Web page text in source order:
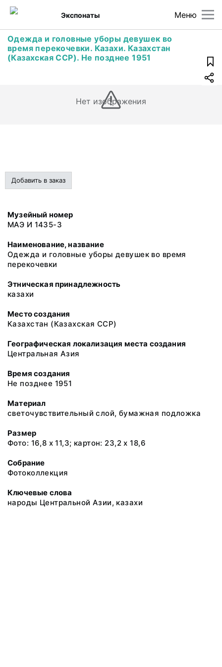
Меню
Экспонаты
Одежда и головные уборы девушек во
время перекочевки. Казахи. Казахстан
(Казахская ССР). Не позднее 1951
Нет изображения
Добавить в заказ
Музейный номер
МАЭ И 1435-3
Наименование, название
Одежда и головные уборы девушек во время
перекочевки
Этническая принадлежность
казахи
Место создания
Казахстан (Казахская ССР)
Географическая локализация места создания
Центральная Азия
Время создания
Не позднее 1951
Материал
светочувствительный слой, бумажная подложка
Размер
Фото: 16,8 х 11,3; картон: 23,2 х 18,6
Собрание
Фотоколлекция
Ключевые слова
народы Центральной Азии, казахи